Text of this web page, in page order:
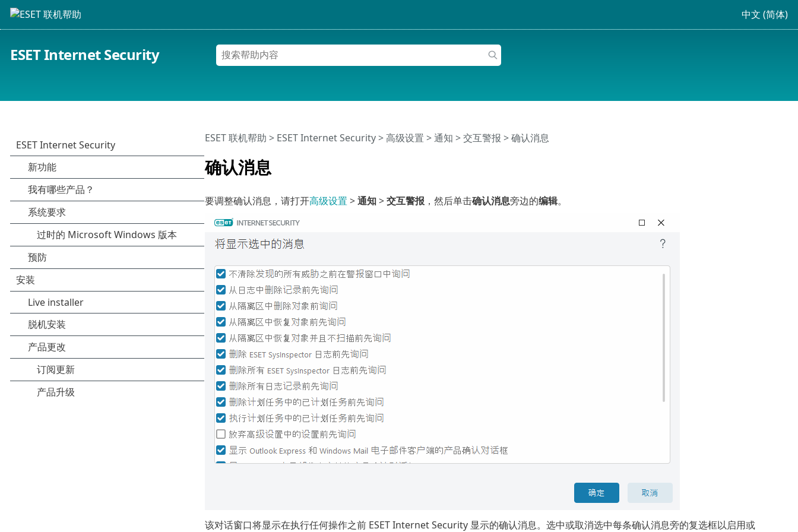
中文 (简体)
ESET Internet Security
确认消息
ESET 联机帮助 > ESET Internet Security>高级设置 >通知 >交互警报 > 确认消息
要调整确认消息，请打开高级设置 >通知>交互警报，然后单击确认消息旁边的编辑。
该对话窗口将显示在执行任何操作之前 ESET Internet Security 显示的确认消息。选中或取消选中每条确认消息旁的复选框以启用或